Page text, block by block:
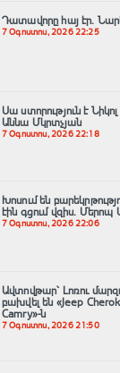
Դատավորը հայ էր․
7 Օգոստոս, 2026 22:25
Սա ստորություն է
Աննա Մկրտչյան
7 Օգոստոս, 2026 22:18
Խոսում են
էին գցում վզիս. Մերոպ
7 Օգոստոս, 2026 22:06
Ավտովթար՝ Լոռու
բախվել են «Jeep
Camry»-ն
7 Օգոստոս, 2026 21:50